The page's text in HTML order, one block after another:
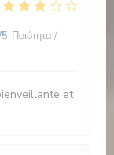
Ποιότητα /
et